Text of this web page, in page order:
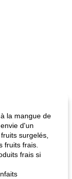
la mangue de
d'un
surgelés,
fruits frais.
frais si